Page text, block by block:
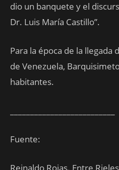
dio un banquete y el
Dr. Luis María Castillo”.
Para la época de la llegada
de Venezuela,
habitantes.
Fuente: